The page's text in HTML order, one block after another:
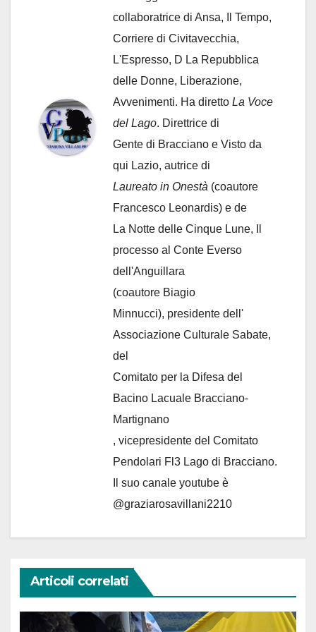
collaboratrice di Ansa, Il Tempo,
Corriere di Civitavecchia,
L'Espresso, D La Repubblica
delle Donne, Liberazione,
Avvenimenti. Ha diretto La Voce
del Lago. Direttrice di
Gente di Bracciano e Visto da
qui Lazio, autrice di
Laureato in Onestà (coautore
Francesco Leonardis) e de
La Notte delle Cinque Lune, Il
processo al Conte Everso
dell'Anguillara
(coautore Biagio
Minnucci), presidente dell'
Associazione Culturale Sabate,
del
Comitato per la Difesa del
Bacino Lacuale Bracciano-
Martignano
, vicepresidente del Comitato
Pendolari Fl3 Lago di Bracciano.
Il suo canale youtube è
@graziarosavillani2210
Articoli correlati